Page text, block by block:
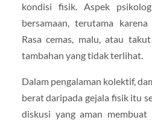
kondisi fisik. Aspek
bersamaan, terutama
Rasa cemas, malu, atau
tambahan yang tidak terlihat.
Dalam pengalaman kolektif,
berat daripada gejala fisik itu
diskusi yang aman